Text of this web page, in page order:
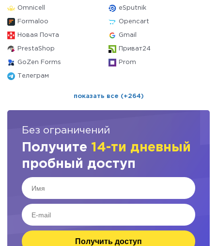
Omnicell eSputnik
Formaloo Opencart
Новая Почта Gmail
PrestaShop Приват24
GoZen Forms Prom
Телеграм
показать все (+264)
Без ограничений
Получите 14-ти дневный
пробный доступ
Получить доступ